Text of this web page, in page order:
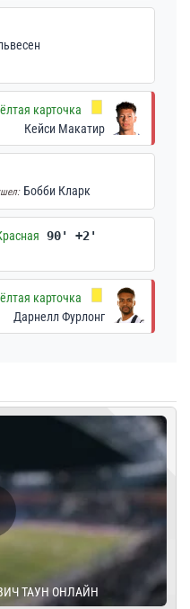
карточка
Кейси Макатир
Бобби Кларк
90' +2'
карточка
Дарнелл Фурлонг
ТАУН ОНЛАЙН